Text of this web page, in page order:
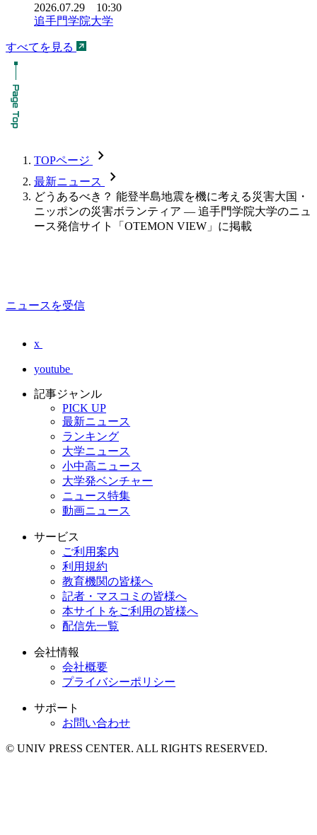
2026.07.29 10:30
追手門学院大学
すべてを見る
TOPページ chevron_forward
最新ニュース chevron_forward
どうあるべき？ 能登半島地震を機に考える災害大国・
ニッポンの災害ボランティア ― 追手門学院大学のニュ
ース発信サイト「OTEMON VIEW」に掲載
ニュースを受信
x
youtube
記事ジャンル
PICK UP
最新ニュース
ランキング
大学ニュース
小中高ニュース
大学発ベンチャー
ニュース特集
動画ニュース
サービス
ご利用案内
利用規約
教育機関の皆様へ
記者・マスコミの皆様へ
本サイトをご利用の皆様へ
配信先一覧
会社情報
会社概要
プライバシーポリシー
サポート
お問い合わせ
© UNIV PRESS CENTER. ALL RIGHTS RESERVED.